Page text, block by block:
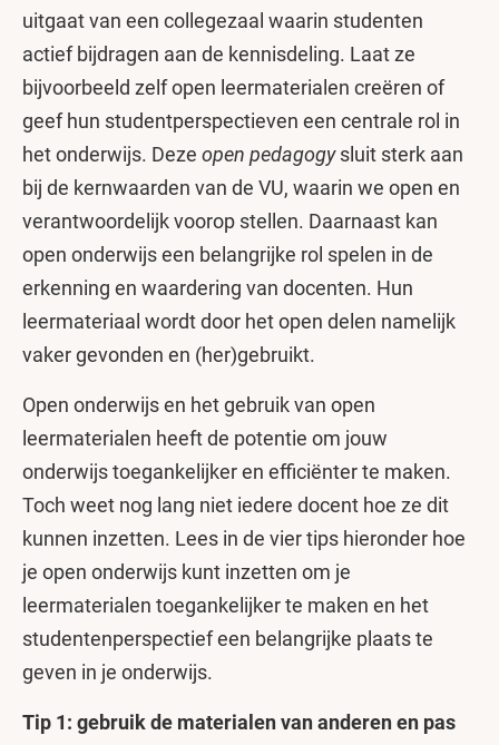
uitgaat van een collegezaal waarin studenten
actief bijdragen aan de kennisdeling. Laat ze
bijvoorbeeld zelf open leermaterialen creëren of
geef hun studentperspectieven een centrale rol in
het onderwijs. Deze open pedagogysluit sterk aan
bij de kernwaarden van de VU, waarin we open en
verantwoordelijk voorop stellen. Daarnaast kan
open onderwijs een belangrijke rol spelen in de
erkenning en waardering van docenten. Hun
leermateriaal wordt door het open delen namelijk
vaker gevonden en (her)gebruikt.
Open onderwijs en het gebruik van open
leermaterialen heeft de potentie om jouw
onderwijs toegankelijker en efficiënter te maken.
Toch weet nog lang niet iedere docent hoe ze dit
kunnen inzetten. Lees in de vier tips hieronder hoe
je open onderwijs kunt inzetten om je
leermaterialen toegankelijker te maken en het
studentenperspectief een belangrijke plaats te
geven in je onderwijs.
Tip 1: gebruik de materialen van anderen en pas